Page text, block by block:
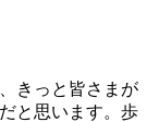
きっと皆さまが
と思います。歩